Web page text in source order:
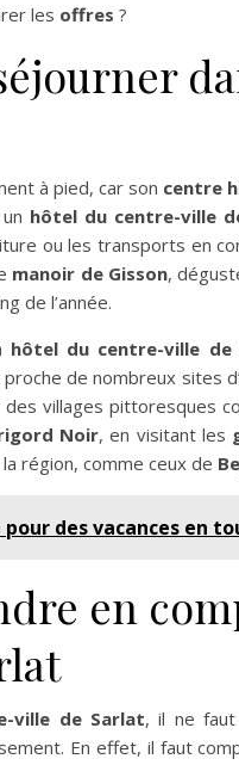
les offres ?
à pied, car son centre
hôtel du centre-ville
ou les transports en
manoir de Gisson,
de l’année.
hôtel du centre-ville de
de nombreux sites
villages pittoresques
Noir, en visitant les
région, comme ceux de
des vacances en
en
ville de Sarlat, il ne faut
En effet, il faut